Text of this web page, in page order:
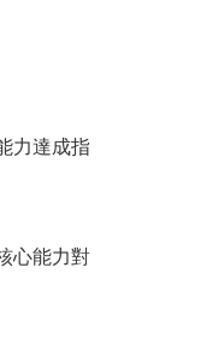
力達成指
心能力對